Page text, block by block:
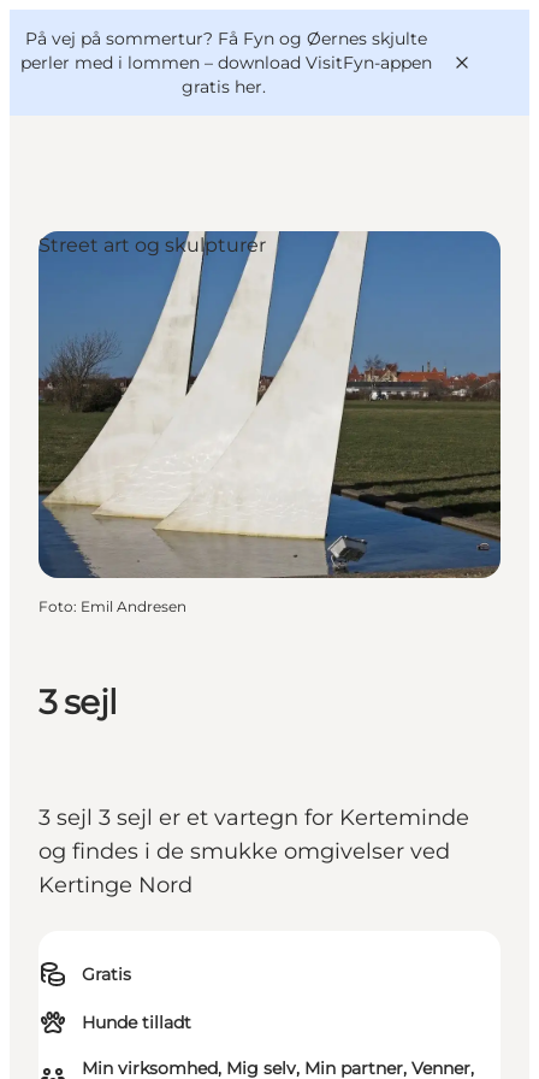
På vej på sommertur? Få Fyn og Øernes skjulte
perler med i lommen – download VisitFyn-appen
gratis her.
Oplevelser
Mad og drikke
Overnatning
Book lokale oplevelser
VisitFyn
Deutsch
3 sejl
3 sejl 3 sejl er et vartegn for Kerteminde
og findes i de smukke omgivelser ved
Kertinge Nord
Gratis
Hunde tilladt
Min virksomhed, Mig selv, Min partner, Venner,
Street art og skulpturer
Foto: Emil Andresen